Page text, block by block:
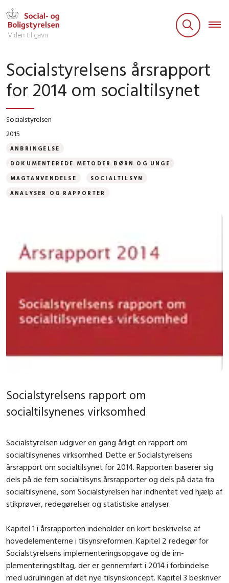
Socialstyrelsens årsrapport
for 2014 om socialtilsynet
Socialstyrelsen
2015
ANBRINGELSE
DOKUMENTEREDE METODER BØRN OG UNGE
MAGTANVENDELSE SOCIALTILSYN
ANALYSER OG RAPPORTER
Socialstyrelsens rapport om
socialtilsynenes virksomhed
Socialstyrelsen udgiver en gang årligt en rapport om
socialtilsynenes virksomhed. Dette er Socialstyrelsens
årsrapport om socialtilsynet for 2014. Rapporten baserer sig
dels på de fem socialtilsyns årsrapporter og dels på data fra
socialtilsynene, som Socialstyrelsen har indhentet ved hjælp af
stikprøver, redegørelser og statistiske analyser.
Kapitel 1 i årsrapporten indeholder en kort beskrivelse af
hovedelementerne i tilsynsreformen. Kapitel 2 redegør for
Socialstyrelsens implementeringsopgave og de im-
plementeringstiltag, der er gennemført i 2014 i forbindelse
med udrulningen af det nye tilsynskoncept. Kapitel 3 beskriver